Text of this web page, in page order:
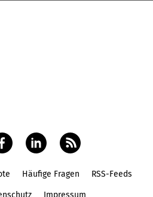
Häufige Fragen RSS-Feeds